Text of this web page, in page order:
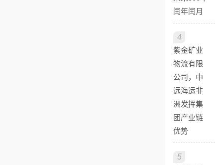
闰年闰月
4
紫金矿业
物流有限
公司，中
远海运非
洲发挥集
团产业链
优势
5